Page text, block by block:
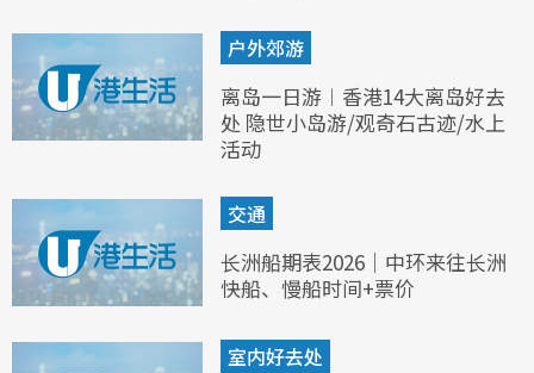
户外郊游
离岛一日游︱香港14大离岛好去
处 隐世小岛游/观奇石古迹/水上
活动
交通
长洲船期表2026｜中环来往长洲
快船、慢船时间+票价
室内好去处